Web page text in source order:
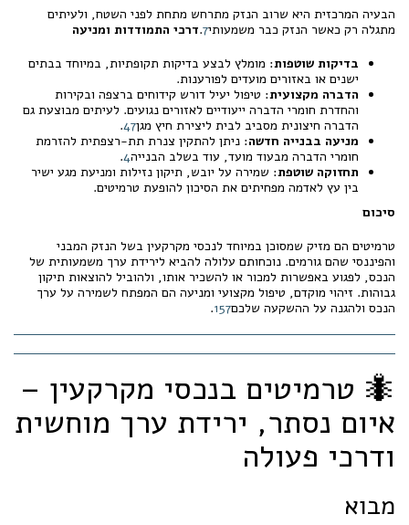
הבעיה המרכזית היא שרוב הנזק מתרחש מתחת לפני השטח, ולעיתים
מתגלה רק כאשר הנזק כבר משמעותי7
.דרכי התמודדות ומניעה
בדיקות שוטפות: מומלץ לבצע בדיקות תקופתיות, במיוחד בבתים
ישנים או באזורים מועדים לפורענות.
הדברה מקצועית: טיפול יעיל דורש קידוחים ברצפה ובקירות
והחדרת חומרי הדברה ייעודיים לאזורים נגועים. לעיתים מבוצעת גם
הדברה חיצונית מסביב לבית ליצירת חיץ מגן 47
.
מניעה בבנייה חדשה: ניתן להתקין צנרת תת-רצפתית להזרמת
חומרי הדברה מבעוד מועד, עוד בשלב הבנייה4
.
תחזוקה שוטפת: שמירה על יובש, תיקון נזילות ומניעת מגע ישיר
בין עץ לאדמה מפחיתים את הסיכון להופעת טרמיטים.
סיכום
טרמיטים הם מזיק שמסוכן במיוחד לנכסי מקרקעין בשל הנזק המבני
והפיננסי שהם גורמים. נוכחותם עלולה להביא לירידת ערך משמעותית של
הנכס, לפגוע באפשרות למכור או להשכיר אותו, ולהוביל להוצאות תיקון
גבוהות. זיהוי מוקדם, טיפול מקצועי ומניעה הם המפתח לשמירה על ערך
הנכס ולהגנה על ההשקעה שלכם
157
.
🐜 טרמיטים בנכסי מקרקעין –
איום נסתר, ירידת ערך מוחשית
ודרכי פעולה
מבוא